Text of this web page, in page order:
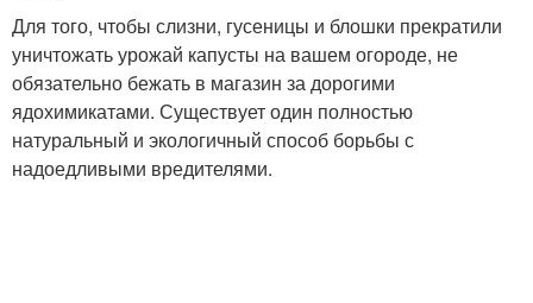
Ловушки от слизней Борьба с улитками
Для того, чтобы слизни, гусеницы и блошки прекратили
уничтожать урожай капусты на вашем огороде, не
обязательно бежать в магазин за дорогими
ядохимикатами. Существует один полностью
натуральный и экологичный способ борьбы с
надоедливыми вредителями.